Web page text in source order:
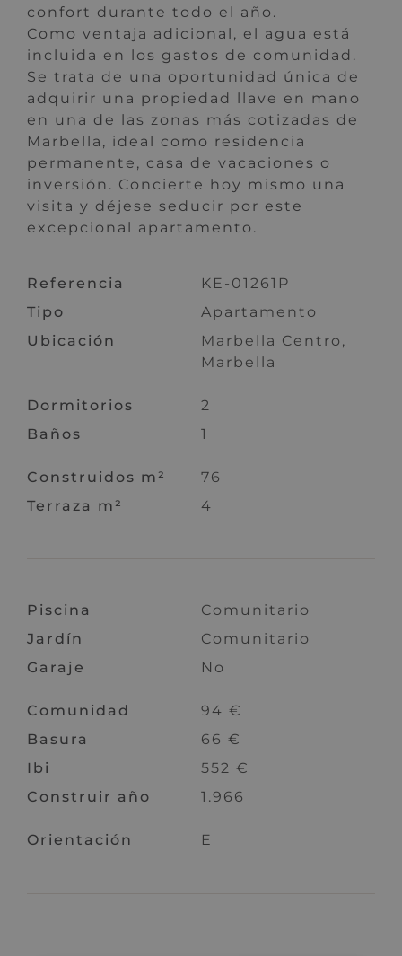
confort durante todo el año.
Como ventaja adicional, el agua está
incluida en los gastos de comunidad.
Se trata de una oportunidad única de
adquirir una propiedad llave en mano
en una de las zonas más cotizadas de
Marbella, ideal como residencia
permanente, casa de vacaciones o
inversión. Concierte hoy mismo una
visita y déjese seducir por este
excepcional apartamento.
Referencia
KE-01261P
Tipo
Apartamento
Ubicación
Marbella Centro,
Marbella
Dormitorios
2
Baños
1
Construidos m²
76
Terraza m²
4
Piscina
Comunitario
Jardín
Comunitario
Garaje
No
Comunidad
94 €
Basura
66 €
Ibi
552 €
Construir año
1.966
Orientación E